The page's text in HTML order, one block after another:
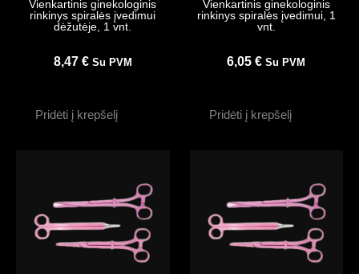
Vienkartinis ginekologinis
rinkinys spiralės įvedimui
dėžutėje, 1 vnt.
8,47 € Su PVM
Pridėti į krepšelį
Vienkartinis ginekologinis
rinkinys spiralės įvedimui, 1
vnt.
6,05€ Su PVM
Pridėti į krepšelį